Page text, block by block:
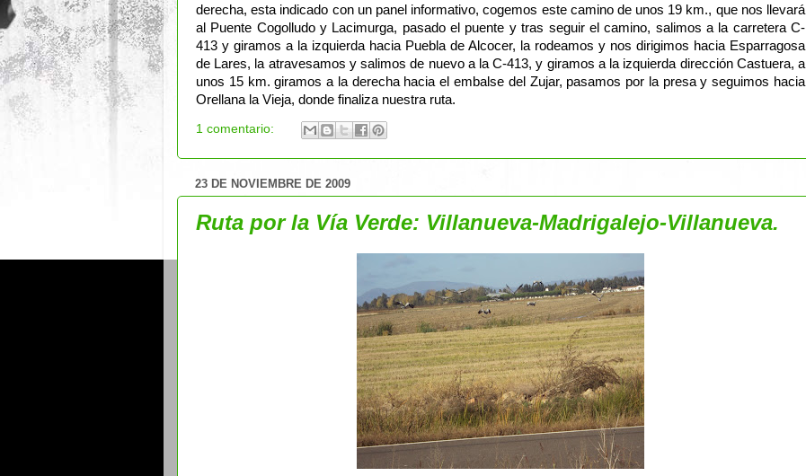
derecha, esta indicado con un panel informativo, cogemos este camino de unos 19 km., que nos llevará
al Puente Cogolludo y Lacimurga, pasado el puente y tras seguir el camino, salimos a la carretera C-
413 y giramos a la izquierda hacia Puebla de Alcocer, la rodeamos y nos dirigimos hacia Esparragosa
de Lares, la atravesamos y salimos de nuevo a la C-413, y giramos a la izquierda dirección Castuera, a
unos 15 km. giramos a la derecha hacia el embalse del Zujar, pasamos por la presa y seguimos hacia
Orellana la Vieja, donde finaliza nuestra ruta.
1 comentario:
23 DE NOVIEMBRE DE 2009
Ruta por la Vía Verde: Villanueva-Madrigalejo-Villanueva.